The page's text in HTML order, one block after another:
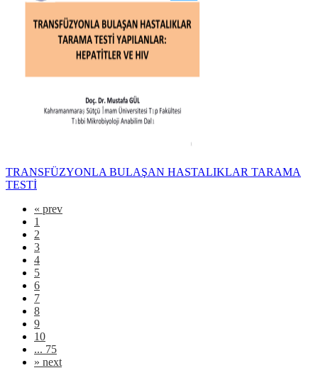
TRANSFÜZYONLA BULAŞAN HASTALIKLAR TARAMA
TESTİ
« prev
1
2
3
4
5
6
7
8
9
10
... 75
» next